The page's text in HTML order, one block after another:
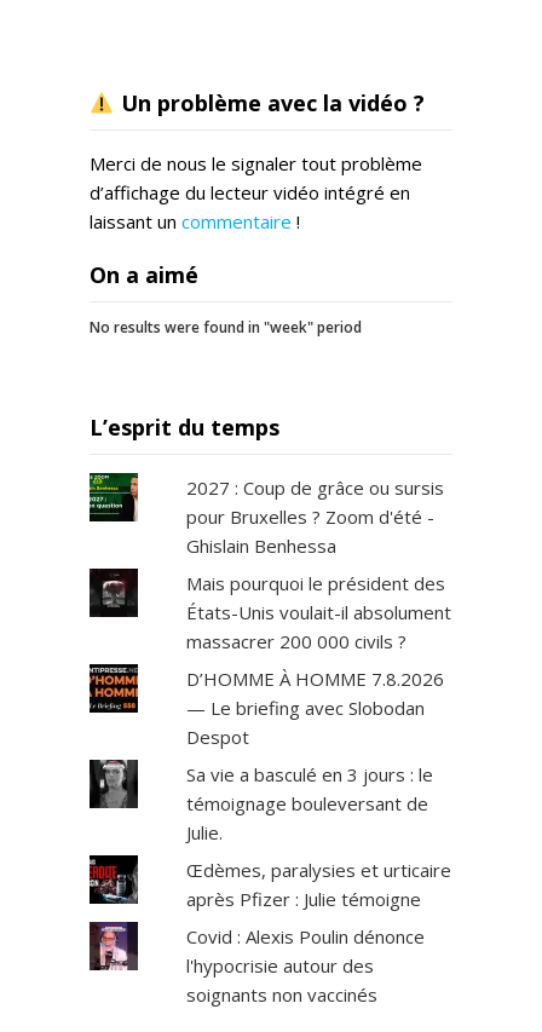
Un problème avec la vidéo ?
Merci de nous le signaler tout problème
d’affichage du lecteur vidéo intégré en
laissant un commentaire !
On a aimé
No results were found in "week" period
L’esprit du temps
2027 : Coup de grâce ou sursis
pour Bruxelles ? Zoom d'été -
Ghislain Benhessa
Mais pourquoi le président des
États-Unis voulait-il absolument
massacrer 200 000 civils ?
D’HOMME À HOMME 7.8.2026
— Le briefing avec Slobodan
Despot
Sa vie a basculé en 3 jours : le
témoignage bouleversant de
Julie.
Œdèmes, paralysies et urticaire
après Pfizer : Julie témoigne
Covid : Alexis Poulin dénonce
l'hypocrisie autour des
soignants non vaccinés